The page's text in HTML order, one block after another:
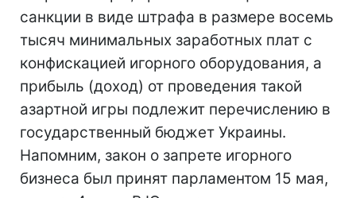
санкции в виде штрафа в размере восемь
тысяч минимальных заработных плат с
конфискацией игорного оборудования, а
прибыль (доход) от проведения такой
азартной игры подлежит перечислению в
государственный бюджет Украины.
Напомним, закон о запрете игорного
бизнеса был принят парламентом 15 мая,